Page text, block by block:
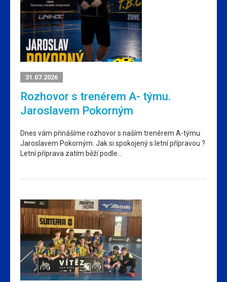
31.07.2026
Rozhovor s trenérem A- týmu.
Jaroslavem Pokorným
Dnes vám přinášíme rozhovor s naším trenérem A-týmu
Jaroslavem Pokorným. Jak si spokojený s letní přípravou ?
Letní příprava zatím běží podle…